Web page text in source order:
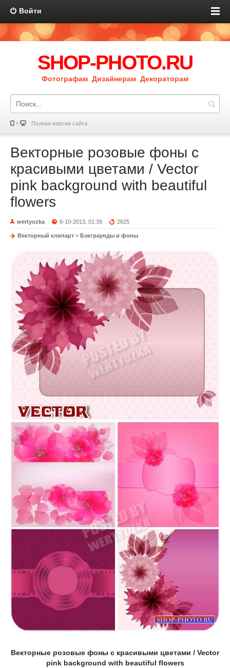
Войти
SHOP-PHOTO.RU
Фотографам Дизайнерам Декораторам
Полная версия сайта
Векторные розовые фоны с
красивыми цветами / Vector
pink background with beautiful
flowers
wertyozka 6-10-2013, 01:39 2625
Векторный клипарт » Бэкграунды и фоны
Векторные розовые фоны с красивыми цветами / Vector
pink background with beautiful flowers